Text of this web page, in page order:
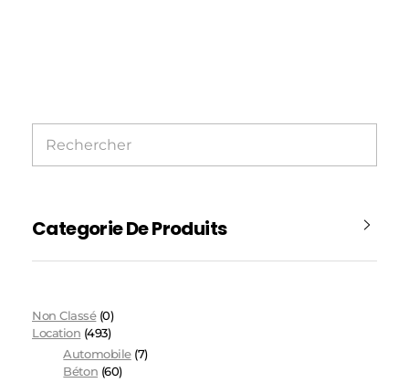
Categorie De Produits
Non Classé (0)
Location (493)
Automobile (7)
Béton (60)